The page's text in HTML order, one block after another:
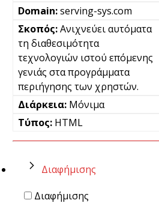
serving-sys.com
Ανιχνεύει αυτόματα
τη διαθεσιμότητα
τεχνολογιών ιστού επόμενης
γενιάς στα προγράμματα
περιήγησης των χρηστών.
Μόνιμα
HTML
Διαφήμισης
Διαφήμισης